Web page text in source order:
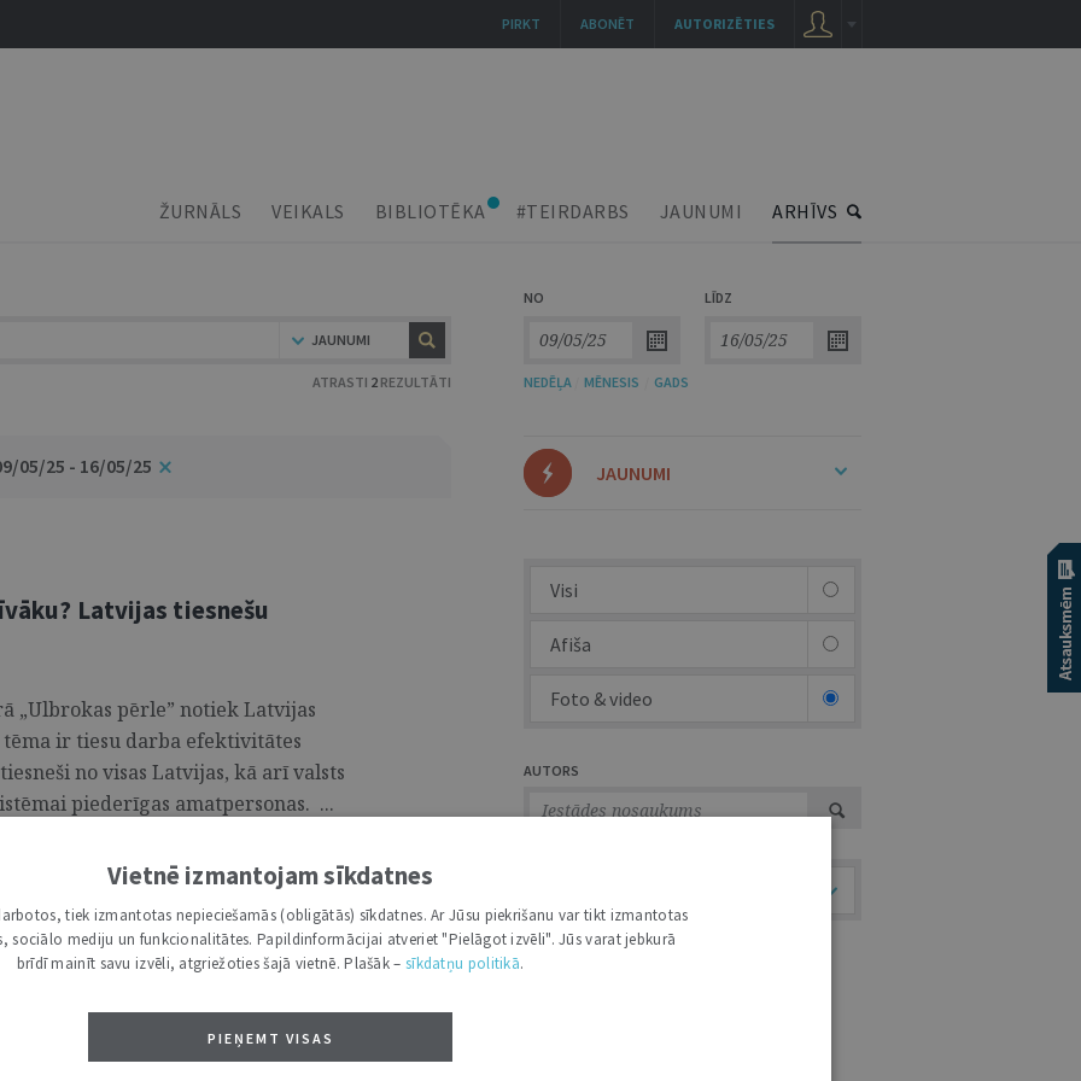
ŽURNĀLS VEIKALS BIBLIOTĒKA #TEIRDARBS JAUNUMI ARHĪVS
JAUNUMI
ATRASTI 2 REZULTĀTI
NO LĪDZ
NEDĒĻA MĒNESIS GADS
05/25 - 16/05/25
Latvijas tiesnešu
„Ulbrokas pērle” notiek Latvijas
ir tiesu darba efektivitātes
no visas Latvijas, kā arī valsts
piederīgas amatpersonas. ...
beigas Eiropā un Baltija:
ka Otrā pasaules kara beigas Baltijas
bet gan PSRS okupāciju, 9.
JAUNUMI
Visi
Afiša
Foto & video
AUTORS
AUTORIZĒTIES
ABONĒT
PIRKT
Vietnē izmantojam sīkdatnes
tiek izmantotas nepieciešamās (obligātās) sīkdatnes. Ar Jūsu piekrišanu var tikt izmantotas
sociālo mediju un funkcionalitātes. Papildinformācijai atveriet "Pielāgot izvēli". Jūs varat jebkurā
brīdī mainīt savu izvēli, atgriežoties šajā vietnē. Plašāk – sīkdatņu politikā.
PIEŅEMT VISAS